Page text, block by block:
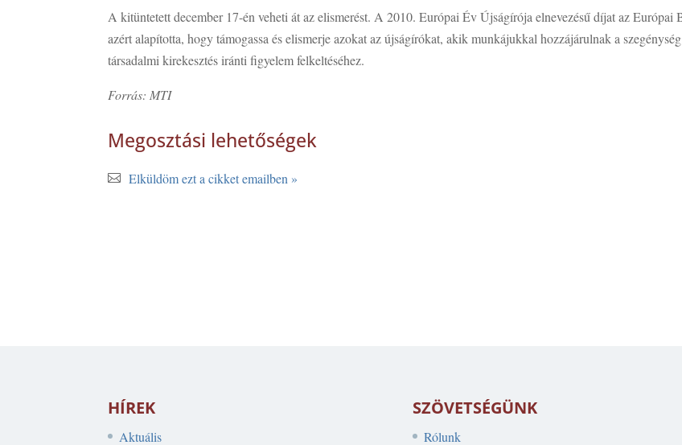
A kitüntetett december 17-én veheti át az elismerést. A 2010. Európai Év Újságírója elnevezésű díjat az Európai
azért alapította, hogy támogassa és elismerje azokat az újságírókat, akik munkájukkal hozzájárulnak a szegénység
társadalmi kirekesztés iránti figyelem felkeltéséhez.
Forrás: MTI
Megosztási lehetőségek
Elküldöm ezt a cikket emailben »
HÍREK
Aktuális
SZÖVETSÉGÜNK
Rólunk